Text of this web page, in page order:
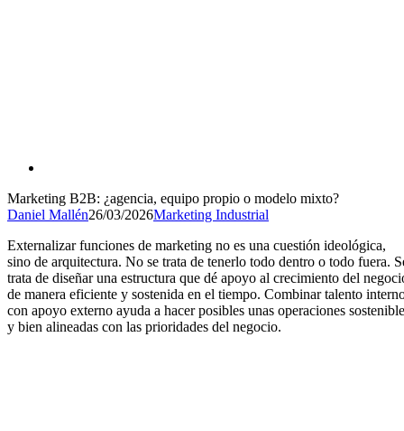
Marketing B2B: ¿agencia, equipo propio o modelo mixto?
Daniel Mallén26/03/2026Marketing Industrial
Externalizar funciones de marketing no es una cuestión ideológica,
sino de arquitectura. No se trata de tenerlo todo dentro o todo fuera.
trata de diseñar una estructura que dé apoyo al crecimiento del
de manera eficiente y sostenida en el tiempo. Combinar talento
con apoyo externo ayuda a hacer posibles unas operaciones
y bien alineadas con las prioridades del negocio.